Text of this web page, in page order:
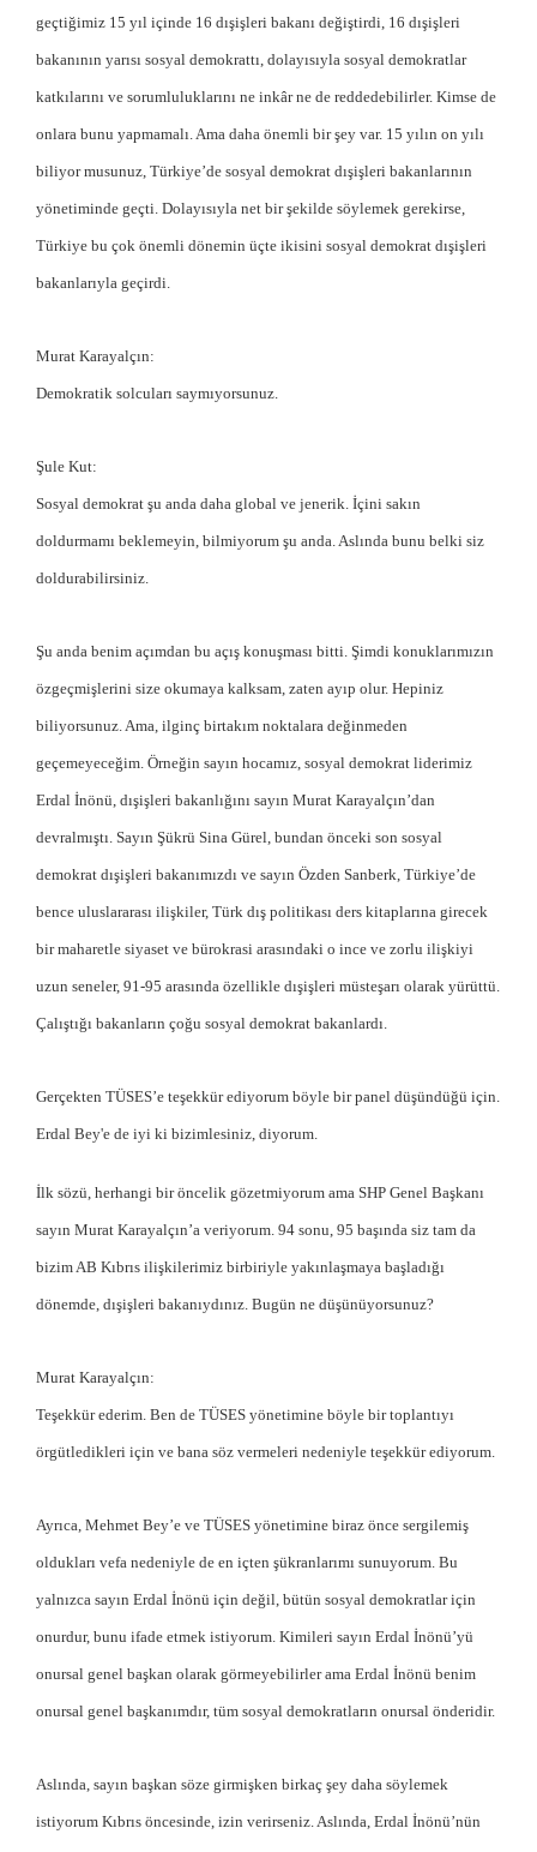
geçtiğimiz 15 yıl içinde 16 dışişleri bakanı değiştirdi, 16 dışişleri
bakanının yarısı sosyal demokrattı, dolayısıyla sosyal demokratlar
katkılarını ve sorumluluklarını ne inkâr ne de reddedebilirler. Kimse de
onlara bunu yapmamalı. Ama daha önemli bir şey var. 15 yılın on yılı
biliyor musunuz, Türkiye’de sosyal demokrat dışişleri bakanlarının
yönetiminde geçti. Dolayısıyla net bir şekilde söylemek gerekirse,
Türkiye bu çok önemli dönemin üçte ikisini sosyal demokrat dışişleri
bakanlarıyla geçirdi.
Murat Karayalçın:
Demokratik solcuları saymıyorsunuz.
Şule Kut:
Sosyal demokrat şu anda daha global ve jenerik. İçini sakın
doldurmamı beklemeyin, bilmiyorum şu anda. Aslında bunu belki siz
doldurabilirsiniz.
Şu anda benim açımdan bu açış konuşması bitti. Şimdi konuklarımızın
özgeçmişlerini size okumaya kalksam, zaten ayıp olur. Hepiniz
biliyorsunuz. Ama, ilginç birtakım noktalara değinmeden
geçemeyeceğim. Örneğin sayın hocamız, sosyal demokrat liderimiz
Erdal İnönü, dışişleri bakanlığını sayın Murat Karayalçın’dan
devralmıştı. Sayın Şükrü Sina Gürel, bundan önceki son sosyal
demokrat dışişleri bakanımızdı ve sayın Özden Sanberk, Türkiye’de
bence uluslararası ilişkiler, Türk dış politikası ders kitaplarına girecek
bir maharetle siyaset ve bürokrasi arasındaki o ince ve zorlu ilişkiyi
uzun seneler, 91-95 arasında özellikle dışişleri müsteşarı olarak yürüttü.
Çalıştığı bakanların çoğu sosyal demokrat bakanlardı.
Gerçekten TÜSES’e teşekkür ediyorum böyle bir panel düşündüğü için.
Erdal Bey'e de iyi ki bizimlesiniz, diyorum.
İlk sözü, herhangi bir öncelik gözetmiyorum ama SHP Genel Başkanı
sayın Murat Karayalçın’a veriyorum. 94 sonu, 95 başında siz tam da
bizim AB Kıbrıs ilişkilerimiz birbiriyle yakınlaşmaya başladığı
dönemde, dışişleri bakanıydınız. Bugün ne düşünüyorsunuz?
Murat Karayalçın:
Teşekkür ederim. Ben de TÜSES yönetimine böyle bir toplantıyı
örgütledikleri için ve bana söz vermeleri nedeniyle teşekkür ediyorum.
Ayrıca, Mehmet Bey’e ve TÜSES yönetimine biraz önce sergilemiş
oldukları vefa nedeniyle de en içten şükranlarımı sunuyorum. Bu
yalnızca sayın Erdal İnönü için değil, bütün sosyal demokratlar için
onurdur, bunu ifade etmek istiyorum. Kimileri sayın Erdal İnönü’yü
onursal genel başkan olarak görmeyebilirler ama Erdal İnönü benim
onursal genel başkanımdır, tüm sosyal demokratların onursal önderidir.
Aslında, sayın başkan söze girmişken birkaç şey daha söylemek
istiyorum Kıbrıs öncesinde, izin verirseniz. Aslında, Erdal İnönü’nün